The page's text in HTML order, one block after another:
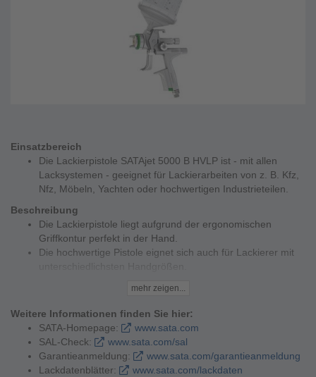
Einsatzbereich
Die Lackierpistole SATAjet 5000 B HVLP ist - mit allen
Lacksystemen - geeignet für Lackierarbeiten von z. B. Kfz,
Nfz, Möbeln, Yachten oder hochwertigen Industrieteilen.
Beschreibung
Die Lackierpistole liegt aufgrund der ergonomischen
Griffkontur perfekt in der Hand.
Die hochwertige Pistole eignet sich auch für Lackierer mit
Reinigung und ist korrosionsfest.
Die Einstellelemente sind leicht bedienbar.
Durch die lagesichere Bügelrolle ist die Farbnadel einfach,
sicher und schnell montierbar.
Eine optimierte Rund- / Breitstrahlregulierung erfolgt mit
einer ½-Drehung, wodurch eine feine Justierung erzielt
mehr zeigen...
Weitere Informationen finden Sie hier:
SATA-Homepage:
www.sata.com
SAL-Check:
www.sata.com/sal
Garantieanmeldung:
www.sata.com/garantieanmeldung
Lackdatenblätter:
www.sata.com/lackdaten